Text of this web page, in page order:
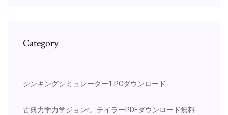
Category
シンキングシミュレーター1 PCダウンロード
古典力学力学ジョンr。テイラーPDFダウンロード無料